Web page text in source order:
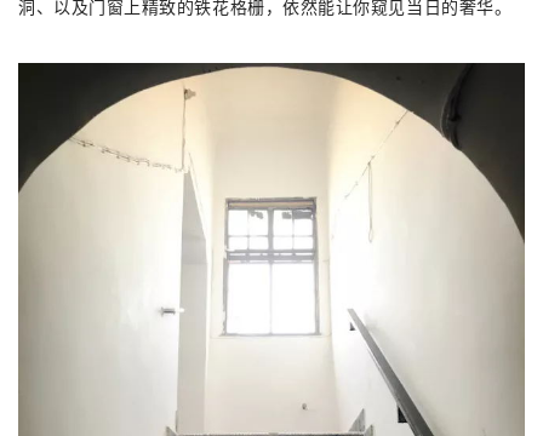
洞、以及门窗上精致的铁花格栅，依然能让你窥见当日的奢华。